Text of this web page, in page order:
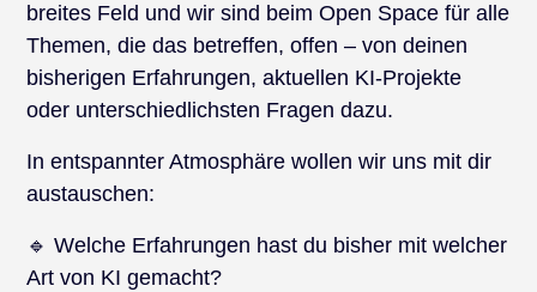
breites Feld und wir sind beim Open Space für alle
Themen, die das betreffen, offen – von deinen
bisherigen Erfahrungen, aktuellen KI-Projekte
oder unterschiedlichsten Fragen dazu.
In entspannter Atmosphäre wollen wir uns mit dir
austauschen:
🔹 Welche Erfahrungen hast du bisher mit welcher
Art von KI gemacht?